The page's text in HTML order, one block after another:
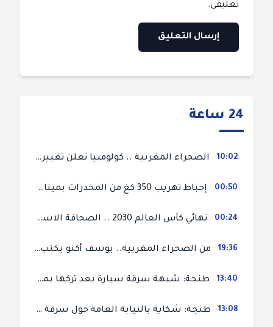
تعليقي.
24 ساعة
10:02 الصحراء المغربية .. كولومبيا تعلن تغييرا في موقفها وتعترف بسيادة المغرب على صحرائه
00:50 إحباط تهريب 350 كغ من المخدرات بميناء طنجة المتوسط
00:24 نهائي كأس العالم 2030 .. الصحافة الاسبانية قلقة من حسم الملف لصالح المغرب و”تتهم رئيس الفيفا”
19:36 من الصحراء المغربية.. يوسف أكنو يكتب عن أزمة سبتة المحتلة ويؤكد ان الهجرة السرية ليست حلا وبناء الوطن هو الخيار الأفضل
13:40 طنجة: شبهة سرقة سيارة بعد تركها بمحل ميكانيك للإصلاح
13:08 طنجة: شكاية بالنيابة العامة حول سرقة سيارة تركها صاحبها بمحل ميكانيك للإصلاح